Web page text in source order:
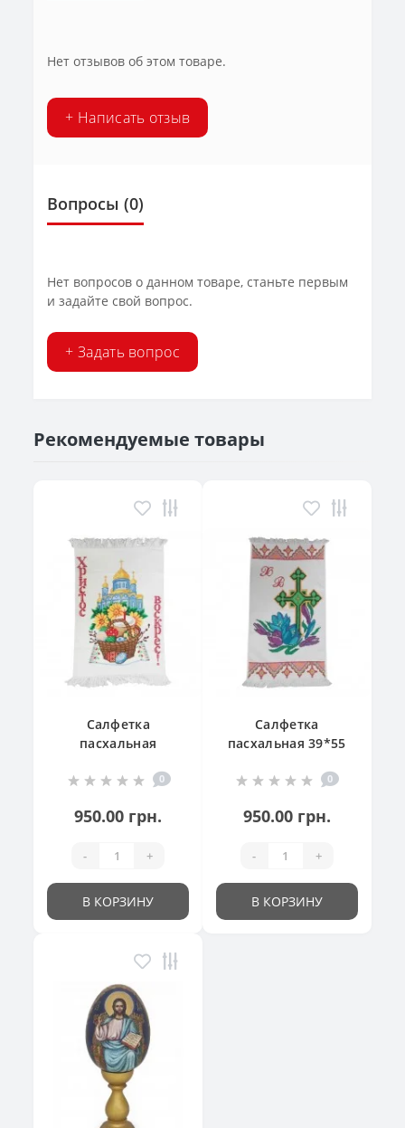
Нет отзывов об этом товаре.
+ Написать отзыв
Вопросы (0)
Нет вопросов о данном товаре, станьте первым
и задайте свой вопрос.
+ Задать вопрос
Рекомендуемые товары
Салфетка
пасхальная
кошик"
0
950.00 грн.
- +
В КОРЗИНУ
Салфетка
пасхальная 39*55
0
950.00 грн.
- +
В КОРЗИНУ